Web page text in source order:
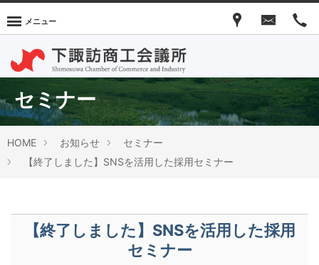
メニュー
セミナー
HOME お知らせ
セミナー
【終了しました】SNSを活用した採用セミナー
【終了しました】SNSを活用した採用
セミナー